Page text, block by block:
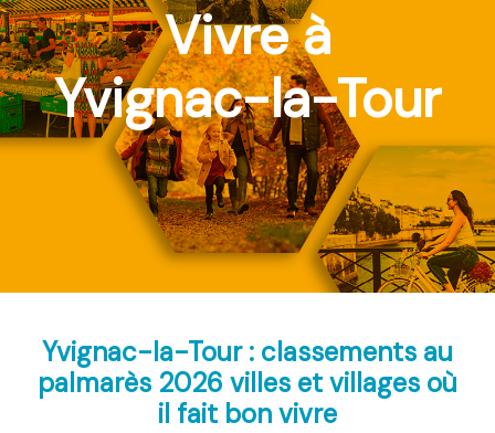
Vivre à
Yvignac-la-Tour
Yvignac-la-Tour : classements au
palmarès 2026 villes et villages où
il fait bon vivre